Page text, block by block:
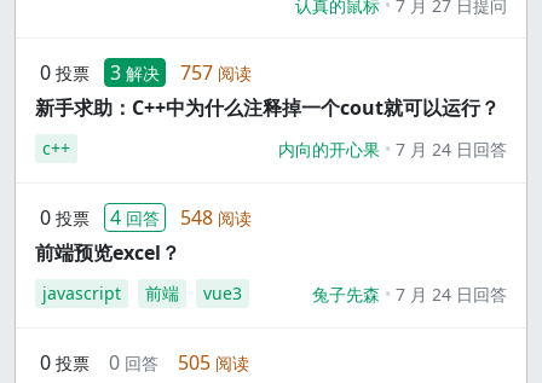
认真的鼠标
7 月 27 日提问
0 投票 3 解决 757 阅读
新手求助：C++中为什么注释掉一个cout就可以运行？
c++ 内向的开心果 7 月 24 日回答
0 投票 4 回答 548 阅读
前端预览excel？
javascript 前端 vue3 兔子先森 7 月 24 日回答
0 投票 0 回答 505 阅读